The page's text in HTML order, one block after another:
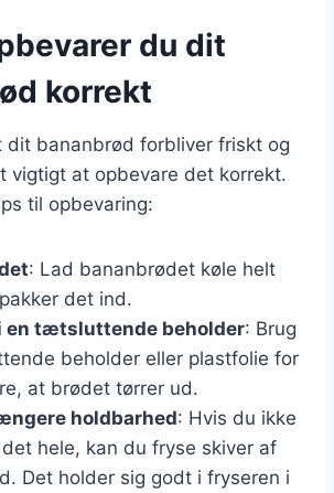
du dit
korrekt
dit bananbrød forbliver friskt og
vigtigt at opbevare det korrekt.
til opbevaring:
: Lad bananbrødet køle helt
det ind.
en tætsluttende beholder: Brug
beholder eller plastfolie for
at brødet tørrer ud.
holdbarhed: Hvis du ikke
hele, kan du fryse skiver af
Det holder sig godt i fryseren i